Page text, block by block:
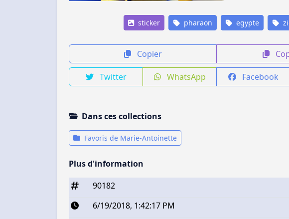
sticker pharaon egypte
Copier
Twitter WhatsApp Facebook
Dans ces collections
Favoris de Marie-Antoinette
Plus d'information
90182
6/19/2018, 1:42:17 PM